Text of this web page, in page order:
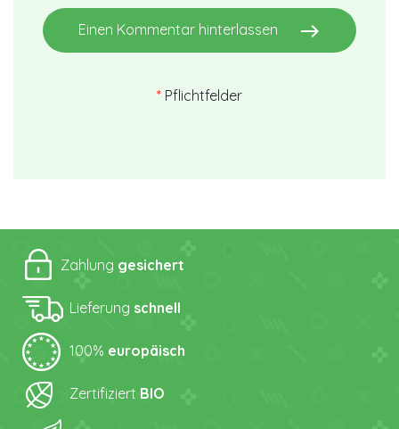
Einen Kommentar hinterlassen east
* Pflichtfelder
Zahlung gesichert
Lieferung schnell
100% europäisch
Zertifiziert BIO